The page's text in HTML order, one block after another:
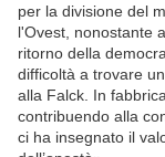
per la divisione del
l'Ovest, nonostante
ritorno della
difficoltà a trovare
alla Falck. In
contribuendo alla
ci ha insegnato il